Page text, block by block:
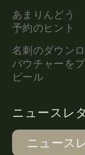
あまりんどう
予約のヒント
名刺のダウン
バウチャーを
ビール
ニュースレ
ニュース